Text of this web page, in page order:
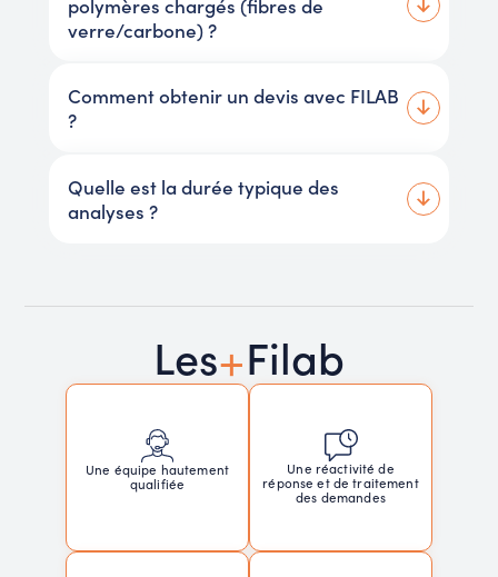
polymères chargés (fibres de
verre/carbone) ?
Comment obtenir un devis avec FILAB
?
Quelle est la durée typique des
analyses ?
Les+Filab
Une équipe hautement
qualifiée
Une réactivité de
réponse et de traitement
des demandes